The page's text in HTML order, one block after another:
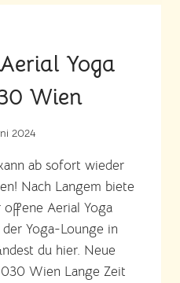
Yoga
Wien
2024
ab sofort wieder
Nach Langem biete
offene Aerial Yoga
Yoga-Lounge in
du hier. Neue
Wien Lange Zeit